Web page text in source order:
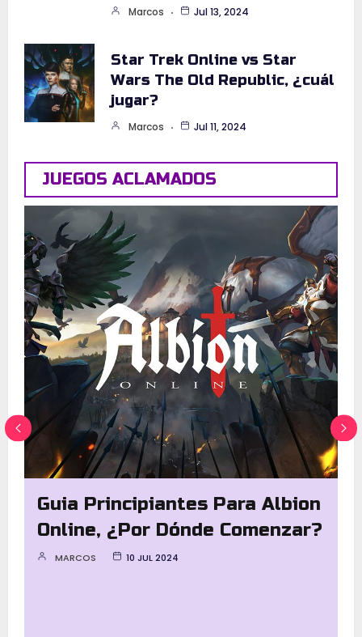
Marcos Jul 13, 2024
Star Trek Online vs Star
Wars The Old Republic, ¿cuál
jugar?
Marcos Jul 11, 2024
JUEGOS ACLAMADOS
Mapa De Albion Online: Qué
Zonas Mirar Primero.
MARCOS 10 JUL 2024